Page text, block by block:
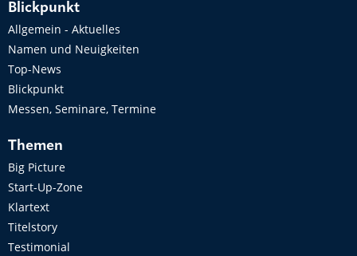
Blickpunkt
Allgemein - Aktuelles
Namen und Neuigkeiten
Top-News
Blickpunkt
Messen, Seminare, Termine
Themen
Big Picture
Start-Up-Zone
Klartext
Titelstory
Testimonial